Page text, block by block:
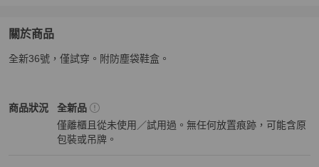
關於商品
關於全新 Hermes Paris 樂福鞋）
全新36號，僅試穿。附防塵袋鞋盒。
商品狀況
Hermès女鞋商品狀態與細節
全新品
僅離櫃且從未使用／試用過。無任何放置痕跡，可能含原
包裝或吊牌。